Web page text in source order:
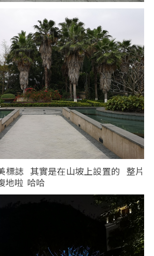
標誌 其實是在山坡上設置的 整片
地啦 哈哈